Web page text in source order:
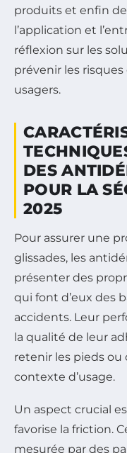
produits et enfin
l’application et
réflexion sur les
prévenir les
usagers.
DES
POUR LA
2025
Pour assurer une
glissades, les
présenter des
qui font d’eux des
accidents. Leur
la qualité de leur
retenir les pieds ou
contexte d’usage.
Un aspect crucial
favorise la friction.
mesurée par des